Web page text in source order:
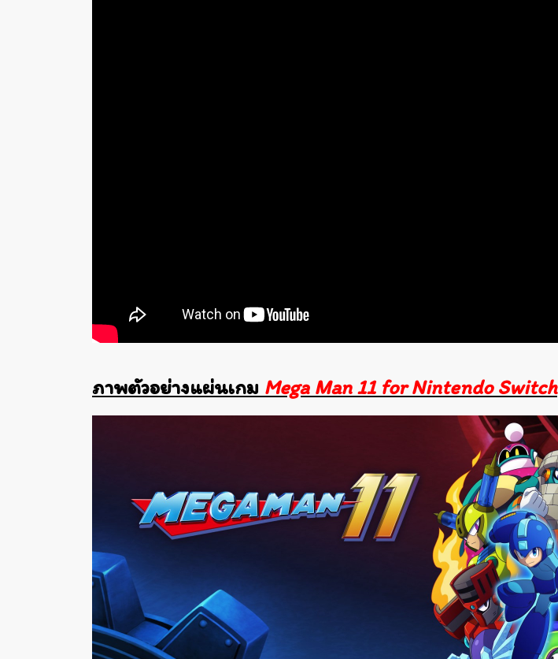
ภาพตัวอย่างแผ่นเกม Mega Man 11 for Nintendo Switch